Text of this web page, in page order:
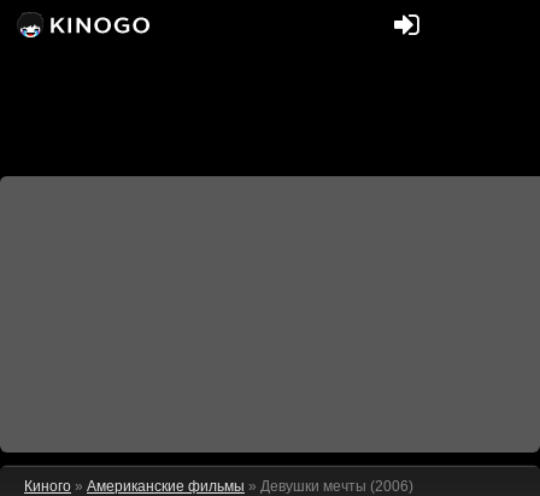
Киного » Американские фильмы » Девушки мечты (2006)